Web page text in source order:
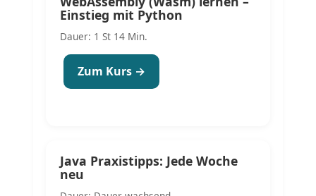
Einstieg mit Python
Dauer: 1 St 14 Min.
Zum Kurs →
Java Praxistipps: Jede Woche
neu